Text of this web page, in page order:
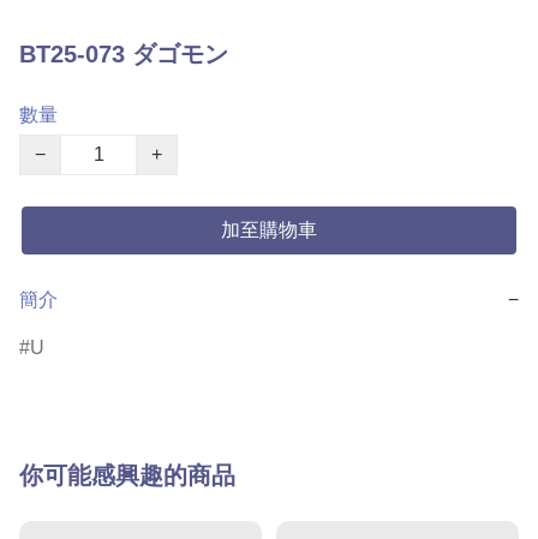
BT25-073 ダゴモン
數量
−
+
加至購物車
簡介 −
U
你可能感興趣的商品